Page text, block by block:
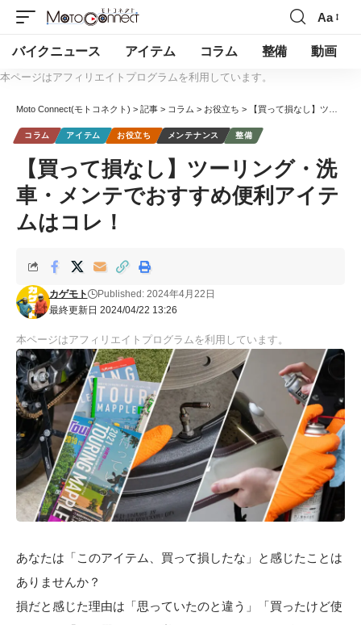
Aa
バイクニュース アイテム コラム 整備 動画
本ページはアフィリエイトプログラムを利用しています。
Moto Connect(モトコネクト) > 記事 > コラム > お役立ち > 【買って損なし】ツーリング・洗車・メンテでおすすめ便利アイテムはコレ！
コラム アイテム お役立ち メンテナンス 整備
【買って損なし】ツーリング・洗
車・メンテでおすすめ便利アイテ
ムはコレ！
最終更新日 2024/04/22 13:26
カゲモト Published: 2024年4月22日
本ページはアフィリエイトプログラムを利用しています。
あなたは「このアイテム、買って損したな」と感じたことは
ありませんか？
損だと感じた理由は「思っていたのと違う」「買ったけど使